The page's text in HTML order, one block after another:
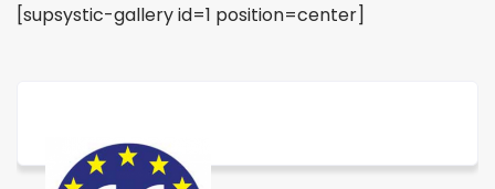
[supsystic-gallery id=1 position=center]